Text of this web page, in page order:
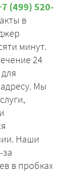
(499) 520-
в
минут.
24
Мы
Наши
в пробках